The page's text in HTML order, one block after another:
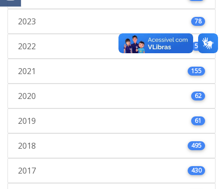
2023 78
2022 53
2021 155
2020 62
2019 61
2018 495
2017 430